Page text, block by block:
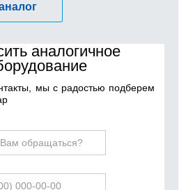
аналогичное
мы с радостью подберем